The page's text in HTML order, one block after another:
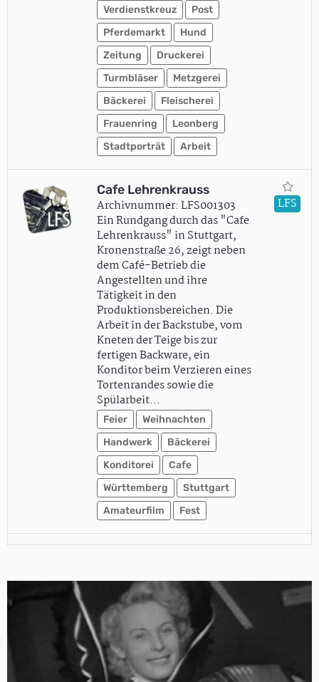
Verdienstkreuz
Post
Pferdemarkt
Hund
Zeitung
Druckerei
Turmbläser
Metzgerei
Bäckerei
Fleischerei
Frauenring
Leonberg
Stadtporträt
Arbeit
Cafe Lehrenkrauss
Archivnummer: LFS001303
Ein Rundgang durch das "Cafe
Lehrenkrauss" in Stuttgart,
Kronenstraße 26, zeigt neben
dem Café-Betrieb die
Angestellten und ihre
Tätigkeit in den
Produktionsbereichen. Die
Arbeit in der Backstube, vom
Kneten der Teige bis zur
fertigen Backware, ein
Konditor beim Verzieren eines
Tortenrandes sowie die
Spülarbeit…
Feier
Weihnachten
Handwerk
Bäckerei
Konditorei
Cafe
Württemberg
Stuttgart
Amateurfilm
Fest
LFS